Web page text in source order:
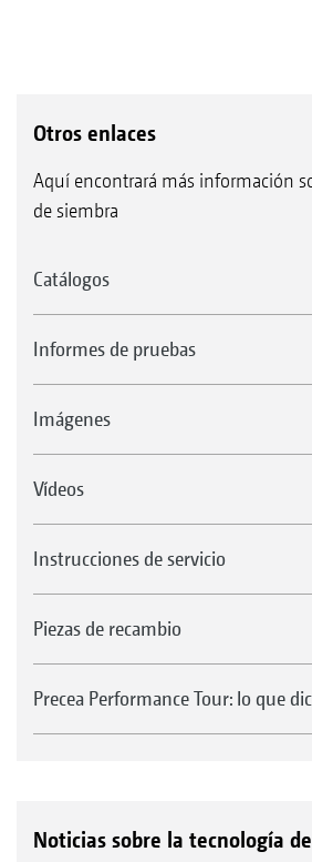
Otros enlaces
Aquí encontrará más información
de siembra
Catálogos
Informes de pruebas
Imágenes
Vídeos
Instrucciones de servicio
Piezas de recambio
Precea Performance Tour: lo que
Noticias sobre la tecnología